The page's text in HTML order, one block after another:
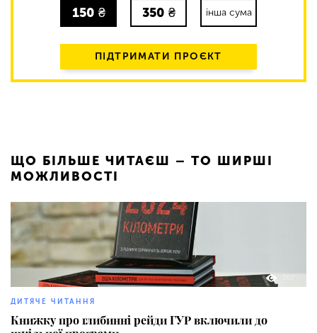
150 ₴ 350 ₴ інша сума
ПІДТРИМАТИ ПРОЄКТ
ЩО БІЛЬШЕ ЧИТАЄШ – ТО ШИРШІ
МОЖЛИВОСТІ
ДИТЯЧЕ ЧИТАННЯ
Книжку про глибинні рейди ГУР включили до